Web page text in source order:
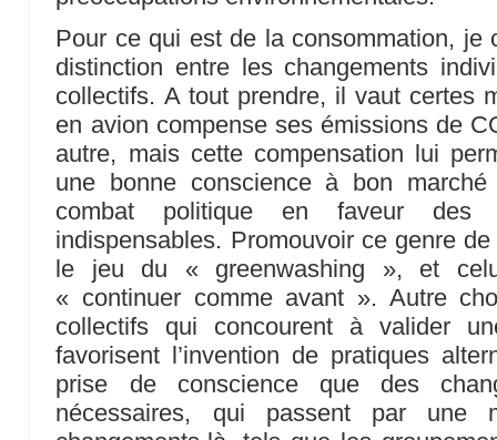
Pour ce qui est de la consommation, je
distinction entre les changements
collectifs. A tout prendre, il vaut certes
en avion compense ses émissions de
autre, mais cette compensation lui
une bonne conscience à bon
combat politique en faveur des
indispensables. Promouvoir ce genre
le jeu du « greenwashing », et
« continuer comme avant ». Autre
collectifs qui concourent à valider
favorisent l’invention de pratiques
prise de conscience que des
nécessaires, qui passent par une